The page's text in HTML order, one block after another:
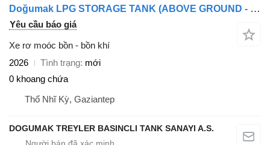
Doğumak LPG STORAGE TANK (ABOVE GROUND - UNDER GROUND)
Yêu cầu báo giá
Xe rơ moóc bồn - bồn khí
2026
Tình trạng mới
0 khoang chứa
Thổ Nhĩ Kỳ, Gaziantep
DOGUMAK TREYLER BASINCLI TANK SANAYI A.S.